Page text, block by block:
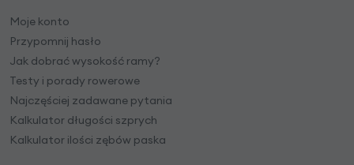
Moje konto
Przypomnij hasło
Jak dobrać wysokość ramy?
Testy i porady rowerowe
Najczęściej zadawane pytania
Kalkulator długości szprych
Kalkulator ilości zębów paska